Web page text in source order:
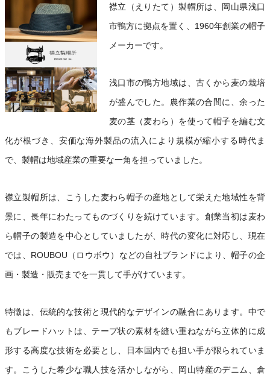
襟立（えりたて）製帽所は、岡山県浅口
市鴨方に拠点を置く、1960年創業の帽子
メーカーです。
浅口市の鴨方地域は、古くから麦の栽培
が盛んでした。農作業の合間に、余った
麦の茎（麦わら）を使って帽子を編む文
化が根づき、安価な海外製品の流入により規模が縮小する時代ま
で、製帽は地域産業の重要な一角を担っていました。
襟立製帽所は、こうした麦わら帽子の産地として栄えた地域性を背
景に、長年にわたってものづくりを続けています。創業当初は麦わ
ら帽子の製造を中心としていましたが、時代の変化に対応し、現在
では、ROUBOU（ロウボウ）などの自社ブランドにより、帽子の企
画・製造・販売までを一貫して手がけています。
特徴は、伝統的な技術と現代的なデザインの融合にあります。中で
もブレードハットは、テープ状の素材を縫い重ねながら立体的に成
形する高度な技術を必要とし、日本国内でも担い手が限られていま
す。こうした希少な職人技を活かしながら、岡山特産のデニム、倉